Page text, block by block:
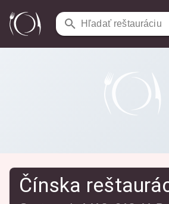
Hľadať reštauráciu
Reštaurácie / Čínska reštaurácia
Čínska